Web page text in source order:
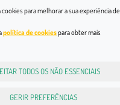
para melhorar a sua experiência de
política de cookiespara obter mais
TODOS OS NÃO ESSENCIAIS
GERIR PREFERÊNCIAS